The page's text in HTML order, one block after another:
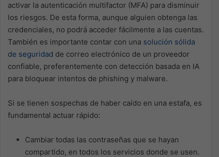
activar la autenticación multifactor (MFA) para disminuir
los riesgos. De esta forma, aunque alguien obtenga las
credenciales, no podrá acceder fácilmente a las cuentas.
También es importante contar con una solución sólida
de seguridad de correo electrónico de un proveedor
confiable, preferentemente con detección basada en IA
para bloquear intentos de phishing y malware.
Si se tienen sospechas de haber caído en una estafa, es
fundamental actuar rápido:
Cambiar todas las contraseñas que se hayan
compartido, en todos los servicios donde se usen.